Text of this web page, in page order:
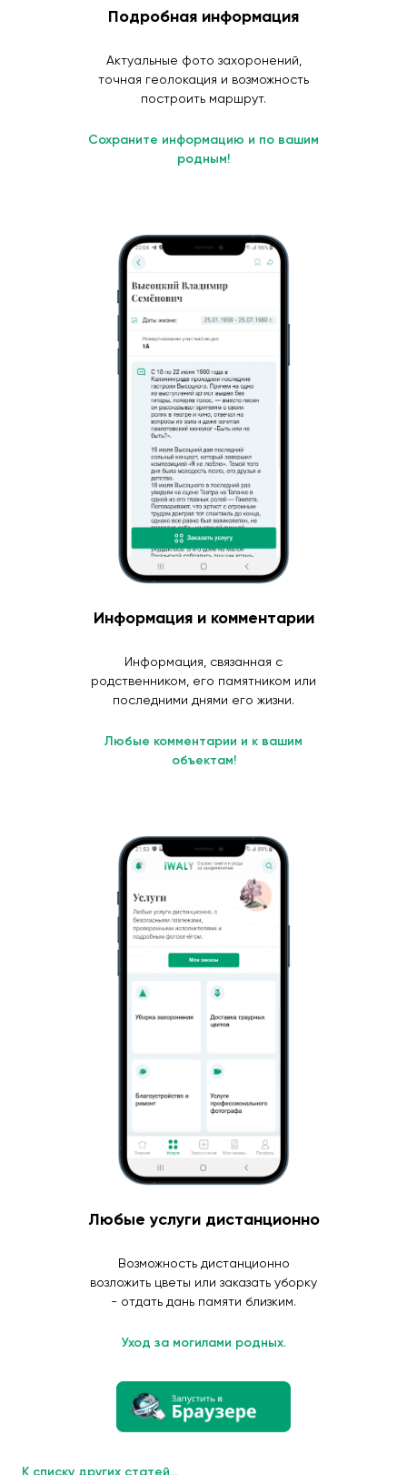
Подробная информация
Актуальные фото захоронений,
точная геолокация и возможность
построить маршрут.
Сохраните информацию и по вашим
родным!
Информация и комментарии
Информация, связанная с
родственником, его памятником или
последними днями его жизни.
Любые комментарии и к вашим
объектам!
Любые услуги дистанционно
Возможность дистанционно
возложить цветы или заказать уборку
- отдать дань памяти близким.
Уход за могилами родных.
К списку других статей...